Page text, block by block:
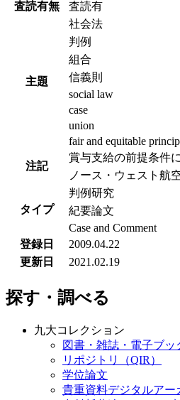
査読有無 査読有
主題
社会法
判例
組合
信義則
social law
case
union
fair and equitable
注記
賞与支給の前提条件
ノース・ウェスト航
タイプ
判例研究
紀要論文
Case and Comment
登録日
2009.04.22
更新日
2021.02.19
探す・調べる
九大コレクション
図書・雑誌・電子ブ
リポジトリ（QIR）
学位論文
貴重資料デジタルアー